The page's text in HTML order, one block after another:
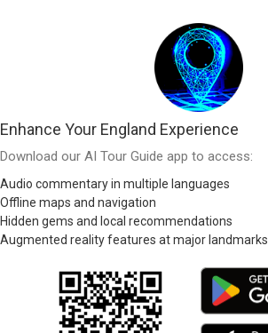
Enhance Your England Experience
Download our AI Tour Guide app to access:
Audio commentary in multiple languages
Offline maps and navigation
Hidden gems and local recommendations
Augmented reality features at major landmarks